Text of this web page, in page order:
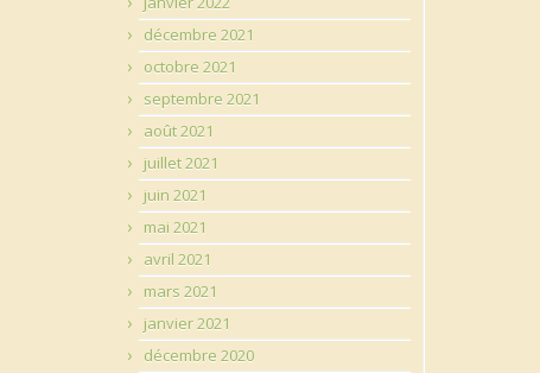
décembre 2021
octobre 2021
septembre 2021
août 2021
juillet 2021
juin 2021
mai 2021
avril 2021
mars 2021
janvier 2021
décembre 2020